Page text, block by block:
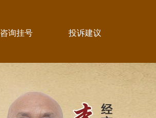
咨询挂号 投诉建议